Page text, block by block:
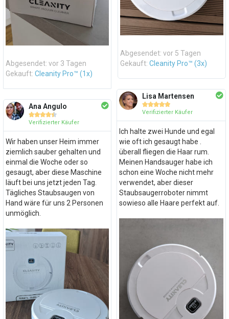
Abgesendet: vor 3 Tagen
Gekauft: Cleanity Pro™ (1x)
Ana Angulo

Verifizierter Käufer
Wir haben unser Heim immer
ziemlich sauber gehalten und
einmal die Woche oder so
gesaugt, aber diese Maschine
läuft bei uns jetzt jeden Tag.
Tägliches Staubsaugen von
Hand wäre für uns 2 Personen
unmöglich.
Abgesendet: vor 5 Tagen
Gekauft: Cleanity Pro™ (3x)
Lisa Martensen

Verifizierter Käufer
Ich halte zwei Hunde und egal
wie oft ich gesaugt habe .
überall fliegen die Haar rum.
Meinen Handsauger habe ich
schon eine Woche nicht mehr
verwendet, aber dieser
Staubsaugerroboter nimmt
sowieso alle Haare perfekt auf.